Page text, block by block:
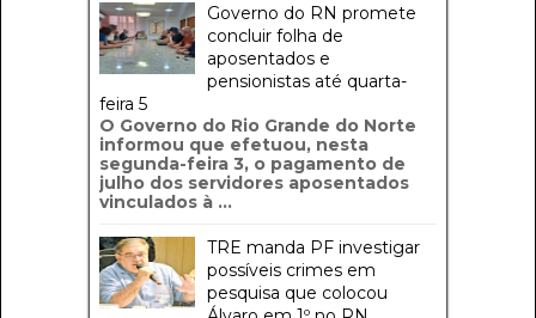
Governo do RN promete
concluir folha de
aposentados e
pensionistas até quarta-
feira 5
O Governo do Rio Grande do Norte
informou que efetuou, nesta
segunda-feira 3, o pagamento de
julho dos servidores aposentados
vinculados à ...
TRE manda PF investigar
possíveis crimes em
pesquisa que colocou